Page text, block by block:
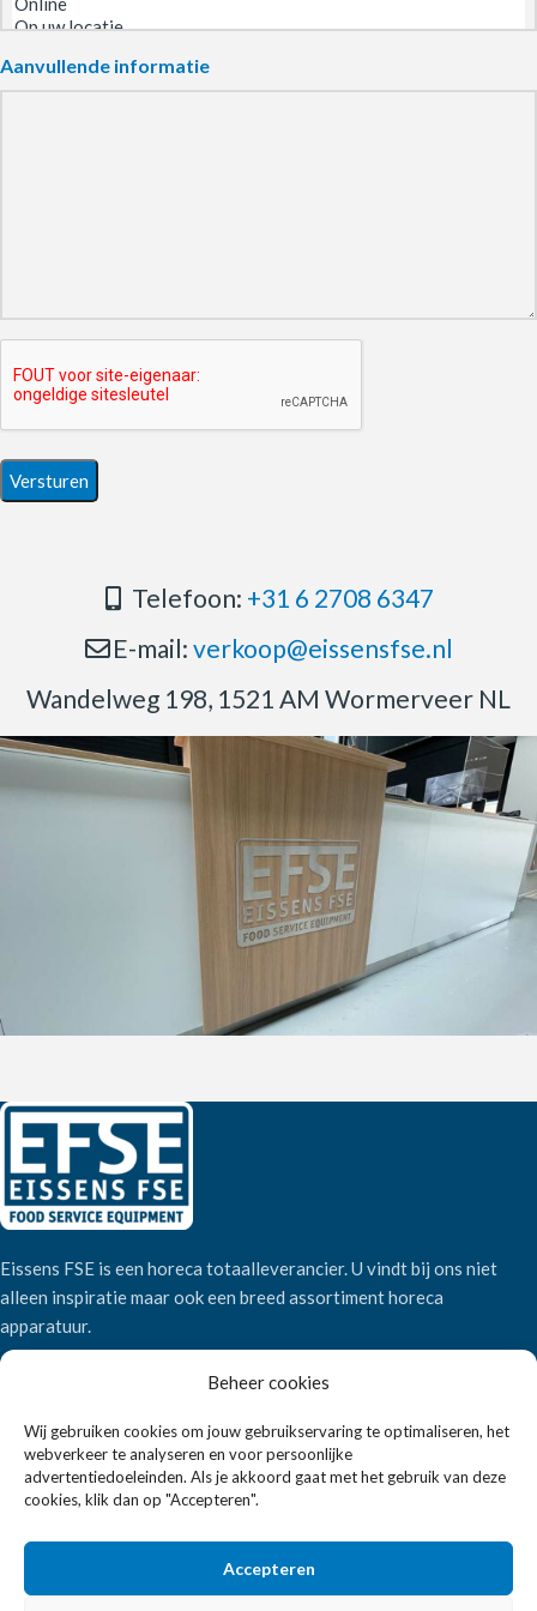
Beheer cookies
Wij gebruiken cookies om jouw gebruikservaring te optimaliseren, het
webverkeer te analyseren en voor persoonlijke
advertentiedoeleinden. Als je akkoord gaat met het gebruik van deze
cookies, klik dan op "Accepteren".
Accepteren
Aanvullende informatie
Telefoon: +31 6 2708 6347
E-mail: verkoop@eissensfse.nl
Wandelweg 198, 1521 AM Wormerveer NL
Eissens FSE is een horeca totaalleverancier. U vindt bij ons niet
alleen inspiratie maar ook een breed assortiment horeca
apparatuur.
Telefoon:+31 6 2708 6347
E-mail:verkoop@eissensfse.nl
KLANTENSERVICE
Over ons